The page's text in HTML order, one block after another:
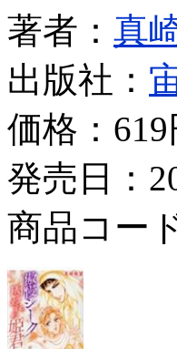
著者： 真
出版社：
価格： 619
発売日：
商品コー